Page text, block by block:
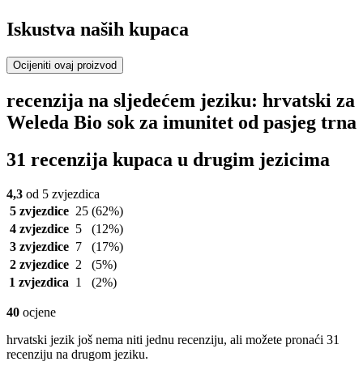
Iskustva naših kupaca
Ocijeniti ovaj proizvod
recenzija na sljedećem jeziku: hrvatski za
Weleda Bio sok za imunitet od pasjeg trna
31 recenzija kupaca u drugim jezicima
4,3 od 5 zvjezdica
5 zvjezdice 25 (62%)
4 zvjezdice 5
(12%)
3 zvjezdice 7
(17%)
2 zvjezdice 2
(5%)
1 zvjezdica 1 (2%)
40 ocjene
hrvatski jezik još nema niti jednu recenziju, ali možete pronaći 31
recenziju na drugom jeziku.